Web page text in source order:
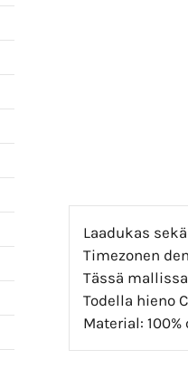
Laadukas
Timezonen
Tässä
Todella hieno
Material: